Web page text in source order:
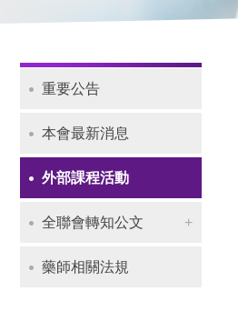
師
會
Navigation
重要公告
本會最新消息
外部課程活動
全聯會轉知公文
藥師相關法規